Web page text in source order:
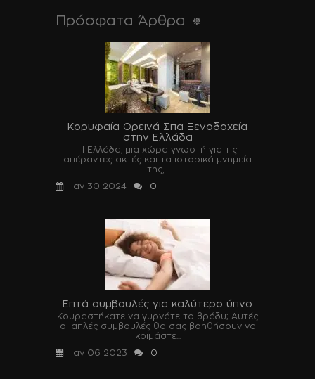
Πρόσφατα Άρθρα
Κορυφαία Ορεινά Σπα Ξενοδοχεία
στην Ελλάδα
Η Ελλάδα, μια χώρα γνωστή για τις
απέραντες ακτές και τα ιστορικά μνημεία
της,...
Ιαν 30 2024
0
Επτά συμβουλές για καλύτερο ύπνο
Κουραστήκατε να γυρνάτε το βράδυ; Αυτές
οι απλές συμβουλές θα σας βοηθήσουν να
κοιμάστε...
Ιαν 06 2023
0